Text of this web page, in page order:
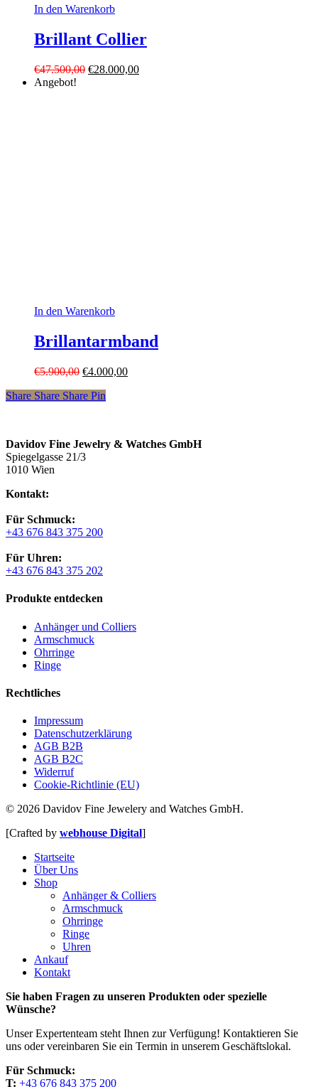
In den Warenkorb
Brillant Collier
€47.500,00 Ursprünglicher
€28.000,00Aktueller
Angebot!
In den Warenkorb
Brillantarmband
€5.900,00 Ursprünglicher
war:
€4.000,00Aktueller
Share Share Share Pin
Davidov Fine Jewelry & Watches GmbH
Spiegelgasse 21/3
1010 Wien
Kontakt:
Für Schmuck:
+43 676 843 375 200
Für Uhren:
+43 676 843 375 202
Produkte entdecken
Anhänger und Colliers
Armschmuck
Ohrringe
Ringe
Rechtliches
Impressum
Datenschutzerklärung
AGB B2B
AGB B2C
Widerruf
Cookie-Richtlinie (EU)
© 2026 Davidov Fine Jewelery and Watches GmbH.
[Crafted by webhouse Digital]
Close
Menu
Startseite
Über Uns
Shop
Anhänger & Colliers
Armschmuck
Ohrringe
Ringe
Uhren
Ankauf
Kontakt
Sie haben Fragen zu unseren Produkten oder spezielle
Wünsche?
Unser Expertenteam steht Ihnen zur Verfügung! Kontaktieren Sie
uns oder vereinbaren Sie ein Termin in unserem Geschäftslokal.
Für Schmuck:
T: +43 676 843 375 200